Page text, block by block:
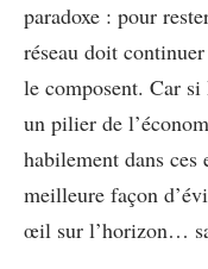
paradoxe : pour
réseau doit
le composent. Car
un pilier de
habilement dans
meilleure façon
œil sur l’horizon…